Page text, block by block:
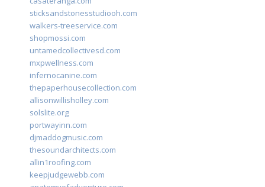
sticksandstonesstudiooh.com
walkers-treeservice.com
shopmossi.com
untamedcollectivesd.com
mxpwellness.com
infernocanine.com
thepaperhousecollection.com
allisonwillisholley.com
solslite.org
portwayinn.com
djmaddogmusic.com
thesoundarchitects.com
allin1roofing.com
keepjudgewebb.com